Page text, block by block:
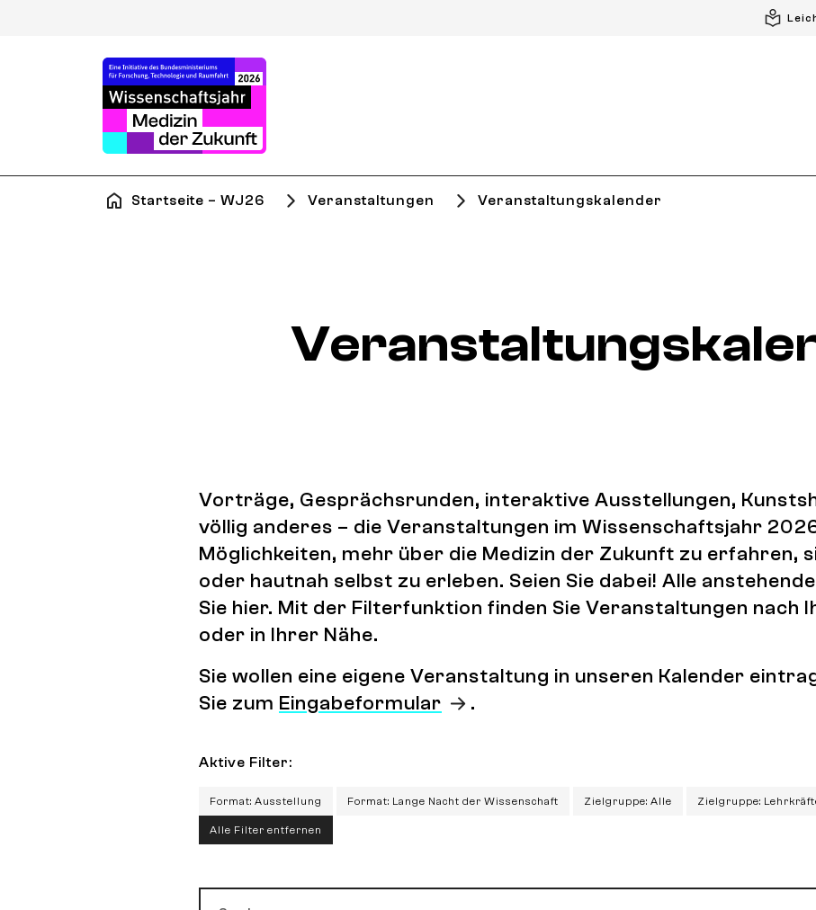
Startseite – WJ26 Veranstaltungen Veranstaltungskalender
Vorträge, Gesprächsrunden, interaktive Ausstellungen,
völlig anderes – die Veranstaltungen im Wissenschaftsjahr
Möglichkeiten, mehr über die Medizin der Zukunft zu erfahren,
oder hautnah selbst zu erleben. Seien Sie dabei! Alle
Sie hier. Mit der Filterfunktion finden Sie Veranstaltungen nach
oder in Ihrer Nähe.
Sie wollen eine eigene Veranstaltung in unseren Kalender
Sie zum Eingabeformular .
Aktive Filter:
Format: Ausstellung Format: Lange Nacht der Wissenschaft Zielgruppe: Alle Zielgruppe:
Alle Filter entfernen